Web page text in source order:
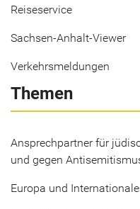
Reiseservice
Sachsen-Anhalt-Viewer
Verkehrsmeldungen
Themen
Ansprechpartner für
und gegen
Europa und